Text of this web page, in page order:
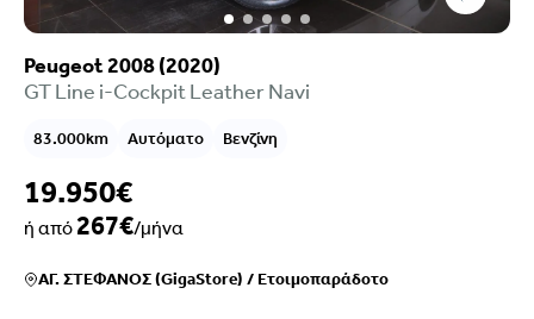
Peugeot 2008 (2020)
GT Line i-Cockpit Leather Navi
83.000km Αυτόματο Βενζίνη
19.950€
ή από267€/μήνα
ΑΓ. ΣΤΕΦΑΝΟΣ (GigaStore) /Ετοιμοπαράδοτο